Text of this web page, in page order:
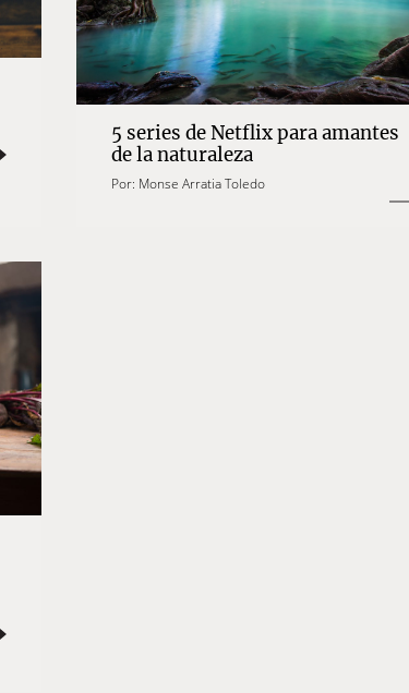
5 series de Netflix para amantes
de la naturaleza
Por: Monse Arratia Toledo